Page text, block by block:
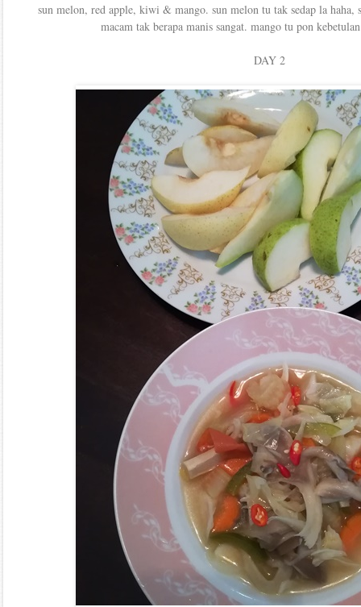
sun melon, red apple, kiwi & mango. sun melon tu tak sedap la haha,
macam tak berapa manis sangat. mango tu pon
DAY 2